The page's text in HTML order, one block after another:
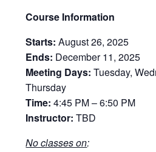
Course Information
Starts: August 26, 2025
Ends: December 11, 2025
Meeting Days:Tuesday,
Thursday
Time: 4:45 PM – 6:50 PM
Instructor: TBD
No classes on: